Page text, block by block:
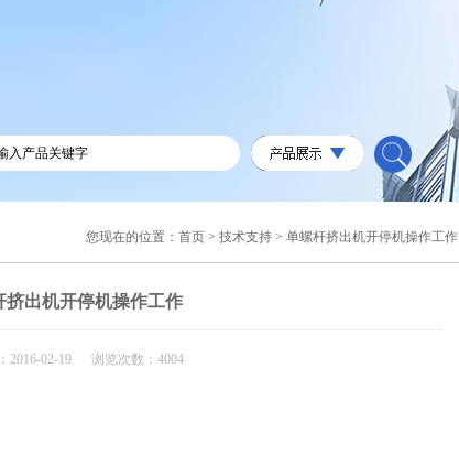
您现在的位置： 首页 > 技术支持 > 单螺杆挤出机开停机操作工作
挤出机开停机操作工作
2016-02-19 浏览次数：4004